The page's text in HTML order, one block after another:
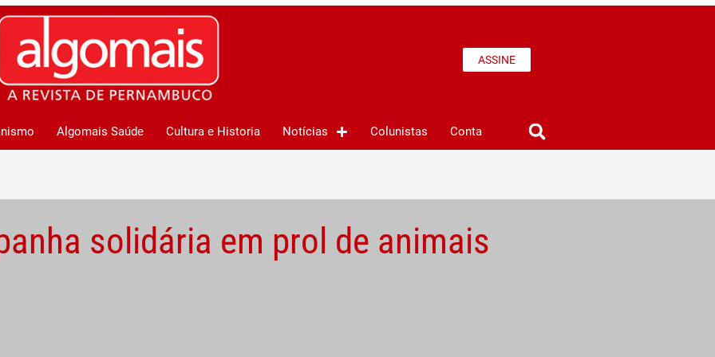
ASSINE
Algomais Saúde Cultura e Historia Notícias Colunistas Conta
solidária em prol de animais